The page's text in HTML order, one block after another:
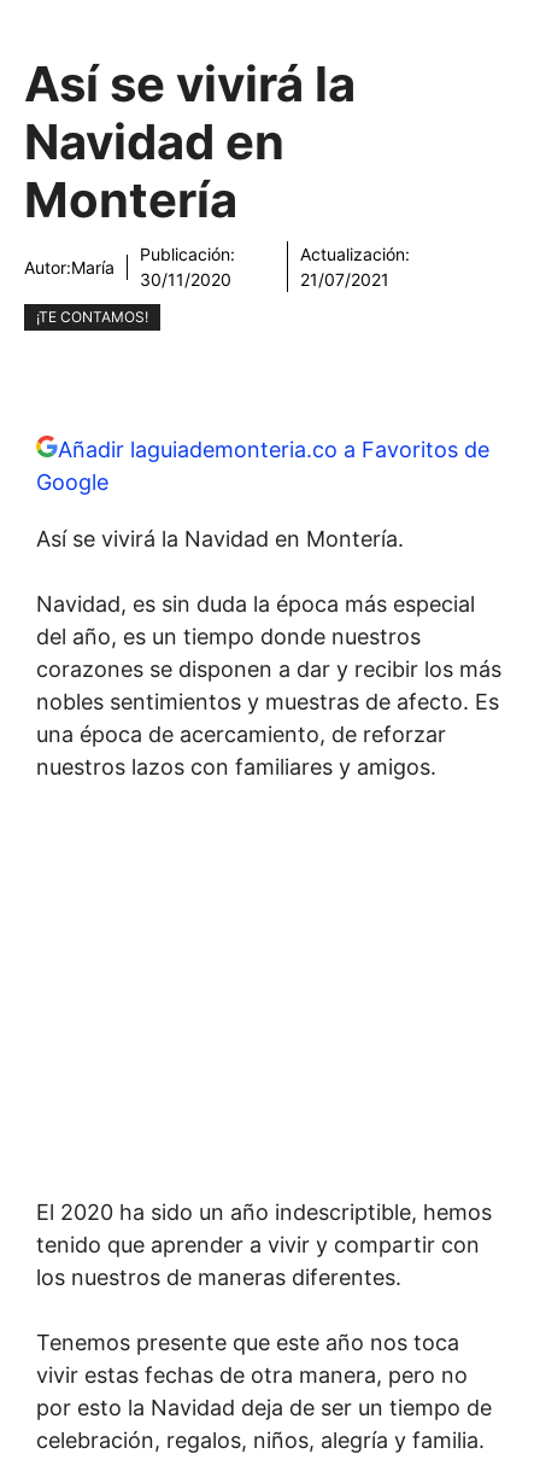
Así se vivirá la
Navidad en
Montería
Autor:María
Publicación:
30/11/2020
Actualización:
21/07/2021
¡TE CONTAMOS!
Añadir laguiademonteria.co a Favoritos de
Google
Así se vivirá la Navidad en Montería.
Navidad, es sin duda la época más especial
del año, es un tiempo donde nuestros
corazones se disponen a dar y recibir los más
nobles sentimientos y muestras de afecto. Es
una época de acercamiento, de reforzar
nuestros lazos con familiares y amigos.
El 2020 ha sido un año indescriptible, hemos
tenido que aprender a vivir y compartir con
los nuestros de maneras diferentes.
Tenemos presente que este año nos toca
vivir estas fechas de otra manera, pero no
por esto la Navidad deja de ser un tiempo de
celebración, regalos, ni­ños, alegría y familia.